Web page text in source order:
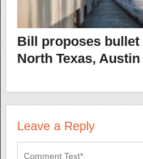
Bill proposes bullet
North Texas,
Leave a Reply